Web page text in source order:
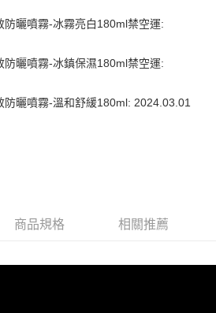
以上)免運費
防曬噴霧-冰霧亮白180ml禁空運:
防曬噴霧-冰鎮保濕180ml禁空運:
防曬噴霧-溫和舒緩180ml: 2024.03.01
商品規格 相關推薦